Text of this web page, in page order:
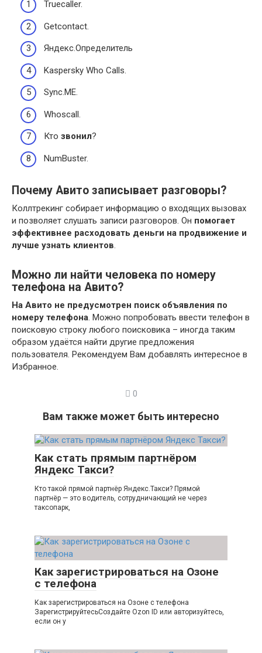
Truecaller.
Getcontact.
Яндекс.Определитель
Kaspersky Who Calls.
Sync.ME.
Whoscall.
Кто звонил?
NumBuster.
Почему Авито записывает разговоры?
Коллтрекинг собирает информацию о входящих вызовах
и позволяет слушать записи разговоров. Он помогает
эффективнее расходовать деньги на продвижение и
лучше узнать клиентов
Можно ли найти человека по номеру
телефона на Авито?
На Авито не предусмотрен поиск объявления по
номеру телефона . Можно попробовать ввести телефон в
поисковую строку любого поисковика – иногда таким
образом удаётся найти другие предложения
пользователя. Рекомендуем Вам добавлять интересное в
Избранное.
0
Вам также может быть интересно
Как стать прямым партнёром
Яндекс Такси?
Кто такой прямой партнёр Яндекс.Такси? Прямой
партнёр — это водитель, сотрудничающий не через
таксопарк,
Как зарегистрироваться на Озоне
с телефона
Как зарегистрироваться на Озоне с телефона
ЗарегистрируйтесьСоздайте Ozon ID или авторизуйтесь,
если он у